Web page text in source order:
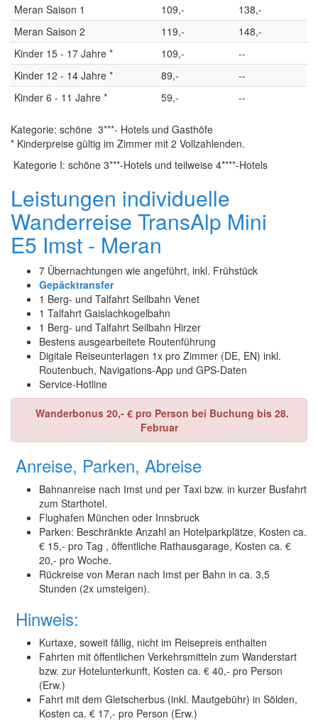
Meran Saison 1 109,-
138,-
Meran Saison 2
119,-
148,-
Kinder 15 - 17 Jahre *
109,-
--
Kinder 12 - 14 Jahre *
89,-
--
Kinder 6 - 11 Jahre *
59,- --
Kategorie: schöne 3***- Hotels und Gasthöfe
* Kinderpreise gültig im Zimmer mit 2 Vollzahlenden.
Kategorie I: schöne 3***-Hotels und teilweise 4****-Hotels
Leistungen individuelle
Wanderreise TransAlp Mini
E5 Imst - Meran
7 Übernachtungen wie angeführt, inkl. Frühstück
Gepäcktransfer
1 Berg- und Talfahrt Seilbahn Venet
1 Talfahrt Gaislachkogelbahn
1 Berg- und Talfahrt Seilbahn Hirzer
Bestens ausgearbeitete Routenführung
Digitale Reiseunterlagen 1x pro Zimmer (DE, EN) inkl.
Routenbuch, Navigations-App und GPS-Daten
Service-Hotline
Wanderbonus 20,- € pro Person bei Buchung bis 28.
Februar
Anreise, Parken, Abreise
Bahnanreise nach Imst und per Taxi bzw. in kurzer Busfahrt
zum Starthotel.
Flughafen München oder Innsbruck
Parken: Beschränkte Anzahl an Hotelparkplätze, Kosten ca.
€ 15,- pro Tag , öffentliche Rathausgarage, Kosten ca. €
20,- pro Woche.
Rückreise von Meran nach Imst per Bahn in ca. 3,5
Stunden (2x umsteigen).
Hinweis:
Kurtaxe, soweit fällig, nicht im Reisepreis enthalten
Fahrten mit öffentlichen Verkehrsmitteln zum Wanderstart
bzw. zur Hotelunterkunft, Kosten ca. € 40,- pro Person
(Erw.)
Fahrt mit dem Gletscherbus (inkl. Mautgebühr) in Sölden,
Kosten ca. € 17,- pro Person (Erw.)